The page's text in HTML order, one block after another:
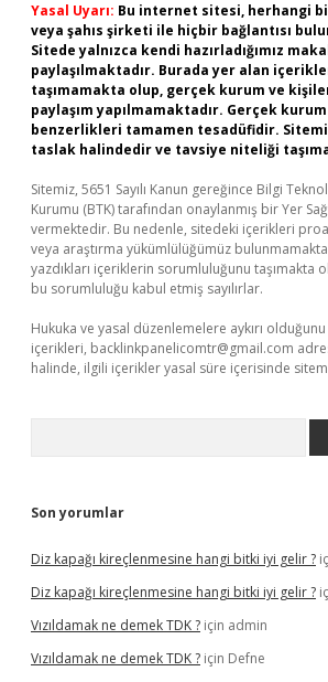
Yasal Uyarı: Bu internet sitesi, herhangi
veya şahıs şirketi ile hiçbir bağlantısı
Sitede yalnızca kendi hazırladığımız
paylaşılmaktadır. Burada yer alan
taşımamakta olup, gerçek kurum ve
paylaşım yapılmamaktadır. Gerçek
benzerlikleri tamamen tesadüfidir.
taslak halindedir ve tavsiye niteliği
Sitemiz, 5651 Sayılı Kanun gereğince Bilgi
Kurumu (BTK) tarafından onaylanmış bir Yer
vermektedir. Bu nedenle, sitedeki içerikleri
veya araştırma yükümlülüğümüz
yazdıkları içeriklerin sorumluluğunu taşımakta
bu sorumluluğu kabul etmiş sayılırlar.
Hukuka ve yasal düzenlemelere aykırı
içerikleri, backlinkpanelicomtr@gmail.com
halinde, ilgili içerikler yasal süre içerisinde
Son yorumlar
Diz kapağı kireçlenmesine hangi bitki iyi gelir ?
Diz kapağı kireçlenmesine hangi bitki iyi gelir ?
Vızıldamak ne demek TDK ? için admin
Vızıldamak ne demek TDK ? için Defne